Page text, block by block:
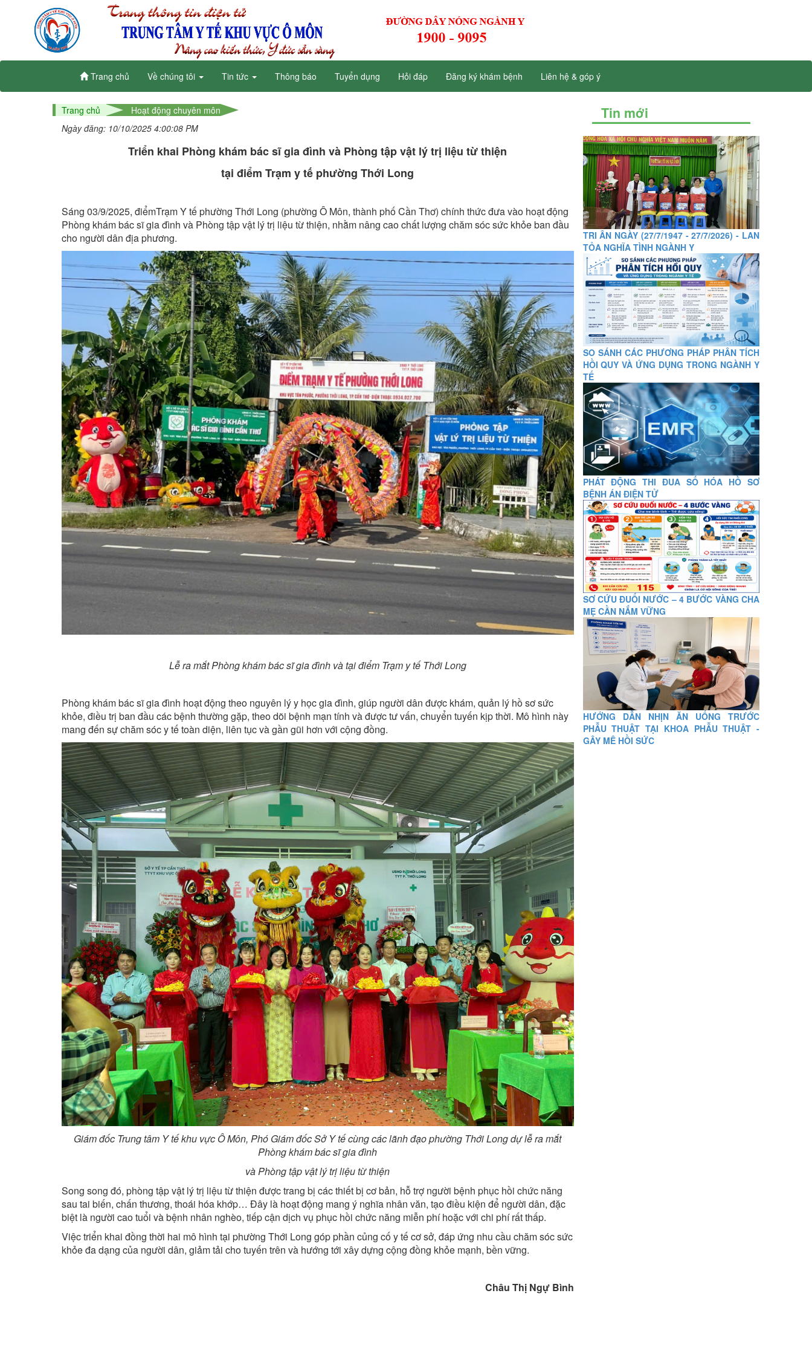
Trang chủ Về chúng tôi Tin tức Thông báo Tuyển dụng Hỏi đáp Đăng ký khám bệnh Liên hệ & góp ý
Trang chủ
Hoạt động chuyên môn
Ngày đăng: 10/10/2025 4:00:08 PM
Triển khai Phòng khám bác sĩ gia đình và Phòng tập vật lý trị liệu từ thiện
tại điểm Trạm y tế phường Thới Long
Sáng 03/9/2025, điểmTrạm Y tế phường Thới Long (phường Ô Môn, thành phố Cần Thơ) chính thức đưa vào hoạt động
Phòng khám bác sĩ gia đình và Phòng tập vật lý trị liệu từ thiện, nhằm nâng cao chất lượng chăm sóc sức khỏe ban đầu
cho người dân địa phương.
Lễ ra mắt Phòng khám bác sĩ gia đình và tại điểmTrạm y tế Thới Long
Phòng khám bác sĩ gia đình hoạt động theo nguyên lý y học gia đình, giúp người dân được khám, quản lý hồ sơ sức
khỏe, điều trị ban đầu các bệnh thường gặp, theo dõi bệnh mạn tính và được tư vấn, chuyển tuyến kịp thời. Mô hình này
mang đến sự chăm sóc y tế toàn diện, liên tục và gần gũi hơn với cộng đồng.
Giám đốc Trung tâm Y tế khu vực Ô Môn, Phó Giám đốc Sở Y tế cùng các lãnh đạo phường Thới Long dự lễ ra mắt
Phòng khám bác sĩ gia đình
và Phòng tập vật lý trị liệu từ thiện
Song song đó, phòng tập vật lý trị liệu từ thiện được trang bị các thiết bị cơ bản, hỗ trợ người bệnh phục hồi chức năng
sau tai biến, chấn thương, thoái hóa khớp… Đây là hoạt động mang ý nghĩa nhân văn, tạo điều kiện để người dân, đặc
biệt là người cao tuổi và bệnh nhân nghèo, tiếp cận dịch vụ phục hồi chức năng miễn phí hoặc với chi phí rất thấp.
Việc triển khai đồng thời hai mô hình tại phường Thới Long góp phần củng cố y tế cơ sở, đáp ứng nhu cầu chăm sóc sức
khỏe đa dạng của người dân, giảm tải cho tuyến trên và hướng tới xây dựng cộng đồng khỏe mạnh, bền vững.
Châu Thị Ngự Bình
Tin mới
TRI ÂN NGÀY (27/7/1947 - 27/7/2026) - LAN
TỎA NGHĨA TÌNH NGÀNH Y
SO SÁNH CÁC PHƯƠNG PHÁP PHÂN TÍCH
HỒI QUY VÀ ỨNG DỤNG TRONG NGÀNH Y
TẾ
PHÁT ĐỘNG THI ĐUA SỐ HÓA HỒ SƠ
BỆNH ÁN ĐIỆN TỬ
SƠ CỨU ĐUỐI NƯỚC – 4 BƯỚC VÀNG CHA
MẸ CẦN NẮM VỮNG
HƯỚNG DẪN NHỊN ĂN UỐNG TRƯỚC
PHẪU THUẬT TẠI KHOA PHẪU THUẬT -
GÂY MÊ HỒI SỨC